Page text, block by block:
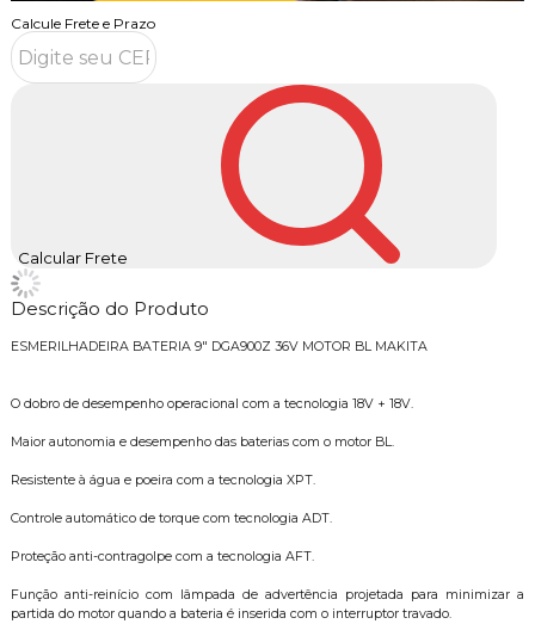
Calcule Frete e Prazo
Calcular Frete
Descrição do Produto
ESMERILHADEIRA BATERIA 9" DGA900Z 36V MOTOR BL MAKITA
O dobro de desempenho operacional com a tecnologia 18V + 18V.
Maior autonomia e desempenho das baterias com o motor BL.
Resistente à água e poeira com a tecnologia XPT.
Controle automático de torque com tecnologia ADT.
Proteção anti-contragolpe com a tecnologia AFT.
Função anti-reinício com lâmpada de advertência projetada para minimizar a
partida do motor quando a bateria é inserida com o interruptor travado.